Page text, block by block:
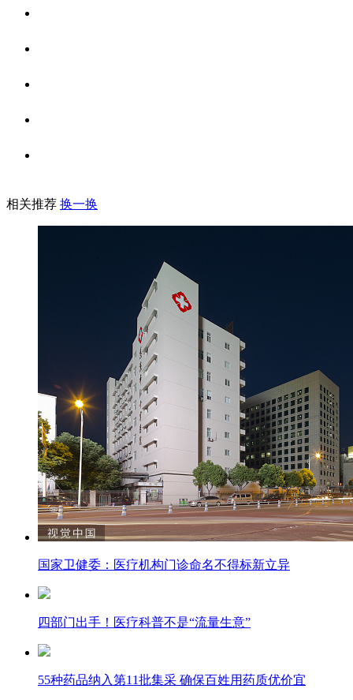
相关推荐 换一换
国家卫健委：医疗机构门诊命名不得标新立异
四部门出手！医疗科普不是“流量生意”
55种药品纳入第11批集采 确保百姓用药质优价宜